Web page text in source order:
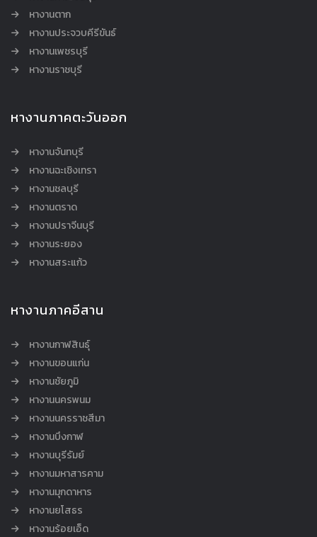
หางานตาก
หางานประจวบคีรีขันธ์
หางานเพชรบุรี
หางานราชบุรี
หางานภาคตะวันออก
หางานจันทบุรี
หางานฉะเชิงเทรา
หางานชลบุรี
หางานตราด
หางานปราจีนบุรี
หางานระยอง
หางานสระแก้ว
หางานภาคอีสาน
หางานกาฬสินธุ์
หางานขอนแก่น
หางานชัยภูมิ
หางานนครพนม
หางานนครราชสีมา
หางานบึงกาฬ
หางานบุรีรัมย์
หางานมหาสารคาม
หางานมุกดาหาร
หางานยโสธร
หางานร้อยเอ็ด